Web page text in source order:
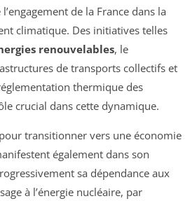
de la France dans la
climatique. Des initiatives telles
renouvelables, le
de transports collectifs et
thermique des
crucial dans cette dynamique.
transitionner vers une économie
également dans son
sa dépendance aux
à l’énergie nucléaire, par